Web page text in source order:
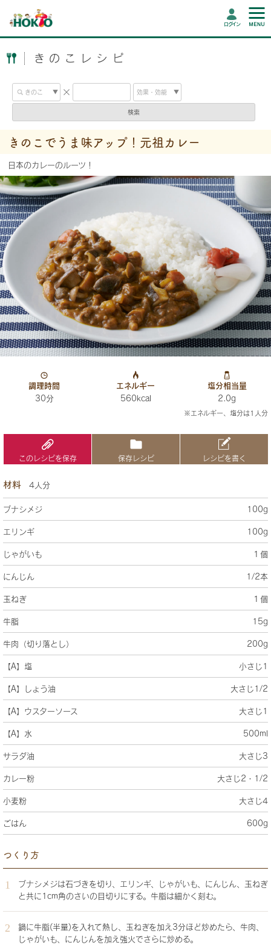
ログイン
きのこレシピ
検索
きのこでうま味アップ！元祖カレー
日本のカレーのルーツ！
調理時間
30分
エネルギー
560kcal
塩分相当量
2.0g
※エネルギー、塩分は1人分
このレシピを保存 保存レシピ レシピを書く
材料 4人分
ブナシメジ 100g
エリンギ 100g
じゃがいも １個
にんじん 1/2本
玉ねぎ １個
牛脂 15g
牛肉（切り落とし） 200g
【A】塩 小さじ1
【A】しょう油 大さじ1/2
【A】ウスターソース 大さじ1
【A】水 500ml
サラダ油 大さじ3
カレー粉 大さじ2・1/2
小麦粉 大さじ4
ごはん 600g
つくり方
ブナシメジは石づきを切り、エリンギ、じゃがいも、にんじん、玉ねぎ
と共に1cm角のさいの目切りにする。牛脂は細かく刻む。
鍋に牛脂(半量)を入れて熱し、玉ねぎを加え3分ほど炒めたら、牛肉、
じゃがいも、にんじんを加え強火でさらに炒める。